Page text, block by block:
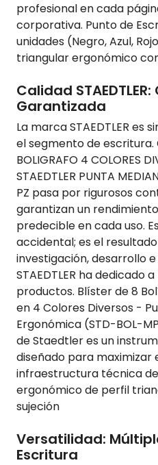
profesional en cada
corporativa. Punto de
unidades (Negro, Azul,
triangular ergonómico
Calidad
Garantizada
La marca STAEDTLER es
el segmento de escritura.
BOLIGRAFO 4 COLORES
STAEDTLER PUNTA
PZ pasa por rigurosos
garantizan un
predecible en cada uso.
accidental; es el
investigación, desarrollo
STAEDTLER ha dedicado
productos. Blíster de 8
en 4 Colores Diversos -
Ergonómica (STD-BOL-
de Staedtler es un
diseñado para maximizar
infraestructura técnica de
ergonómico de perfil
sujeción
Versatilidad:
Escritura